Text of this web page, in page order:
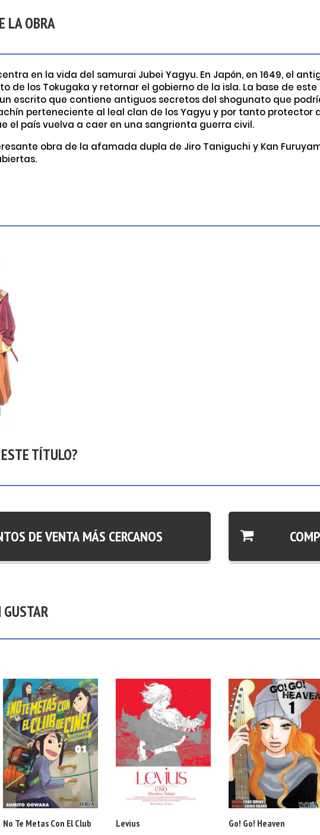
LA OBRA
en la vida del samurai Jubei Yagyu. En Japón, en 1649, el
de los Tokugaka y retornar el gobierno de la isla. La base de
escrito que contiene antiguos secretos del shogunato que
perteneciente al leal clan de los Yagyu y por tanto protector
el país vuelva a caer en una sangrienta guerra civil.
obra de la afamada dupla de Jiro Taniguchi y Kan
TÍTULO?
DE VENTA MÁS CERCANOS
No Te Metas Con El Club
Levius Go! Go! Heaven